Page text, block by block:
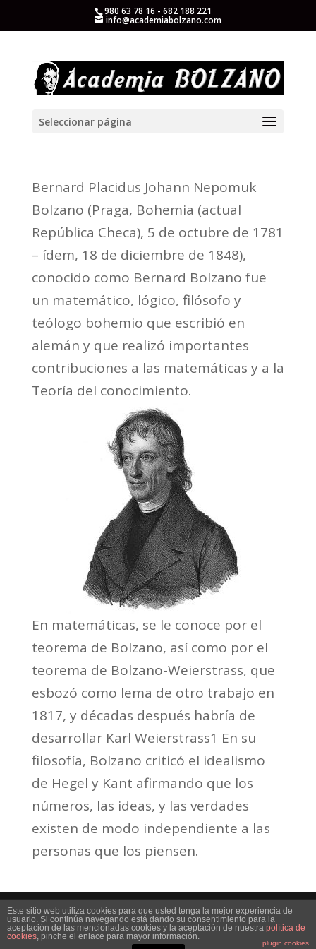
980 63 78 16 - 682 188 221
info@academiabolzano.com
Seleccionar página
Bernard Placidus Johann Nepomuk
Bolzano (Praga, Bohemia (actual
República Checa), 5 de octubre de 1781
– ídem, 18 de diciembre de 1848),
conocido como Bernard Bolzano fue
un matemático, lógico, filósofo y
teólogo bohemio que escribió en
alemán y que realizó importantes
contribuciones a las matemáticas y a la
Teoría del conocimiento.
En matemáticas, se le conoce por el
teorema de Bolzano, así como por el
teorema de Bolzano-Weierstrass, que
esbozó como lema de otro trabajo en
1817, y décadas después habría de
desarrollar Karl Weierstrass1 En su
filosofía, Bolzano criticó el idealismo
de Hegel y Kant afirmando que los
números, las ideas, y las verdades
existen de modo independiente a las
personas que los piensen.
Diseñado por Interbenavente.es
Este sitio web utiliza cookies para que usted tenga la mejor experiencia de
usuario. Si continúa navegando está dando su consentimiento para la
aceptación de las mencionadas cookies y la aceptación de nuestra política de
cookies, pinche el enlace para mayor información.
plugin cookies